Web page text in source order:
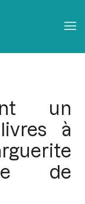
un
à
de